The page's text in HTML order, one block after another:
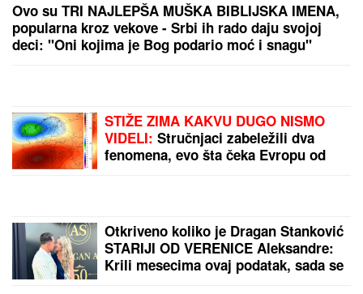
Ovo su TRI NAJLEPŠA MUŠKA BIBLIJSKA IMENA,
popularna kroz vekove - Srbi ih rado daju svojoj
deci: "Oni kojima je Bog podario moć i snagu"
STIŽE ZIMA KAKVU DUGO NISMO
VIDELI: Stručnjaci zabeležili dva
fenomena, evo šta čeka Evropu od
Otkriveno koliko je Dragan Stanković
STARIJI OD VERENICE Aleksandre:
Krili mesecima ovaj podatak, sada se